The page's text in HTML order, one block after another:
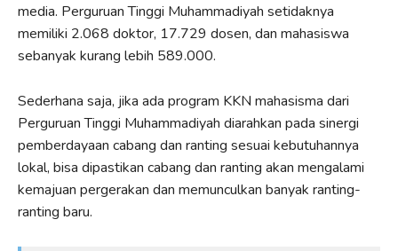
media. Perguruan Tinggi Muhammadiyah setidaknya
memiliki 2.068 doktor, 17.729 dosen, dan mahasiswa
sebanyak kurang lebih 589.000.
Sederhana saja, jika ada program KKN mahasisma dari
Perguruan Tinggi Muhammadiyah diarahkan pada sinergi
pemberdayaan cabang dan ranting sesuai kebutuhannya
lokal, bisa dipastikan cabang dan ranting akan mengalami
kemajuan pergerakan dan memunculkan banyak ranting-
ranting baru.